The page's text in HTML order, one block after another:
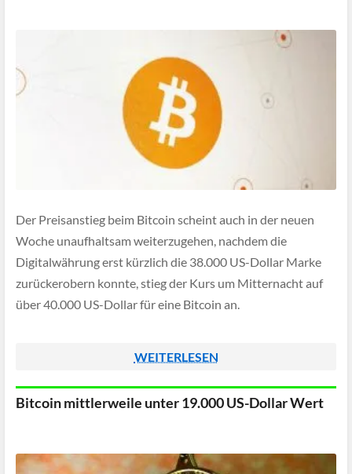
Der Preisanstieg beim Bitcoin scheint auch in der neuen
Woche unaufhaltsam weiterzugehen, nachdem die
Digitalwährung erst kürzlich die 38.000 US-Dollar Marke
zurückerobern konnte, stieg der Kurs um Mitternacht auf
über 40.000 US-Dollar für eine Bitcoin an.
WEITERLESEN
Bitcoin mittlerweile unter 19.000 US-Dollar Wert